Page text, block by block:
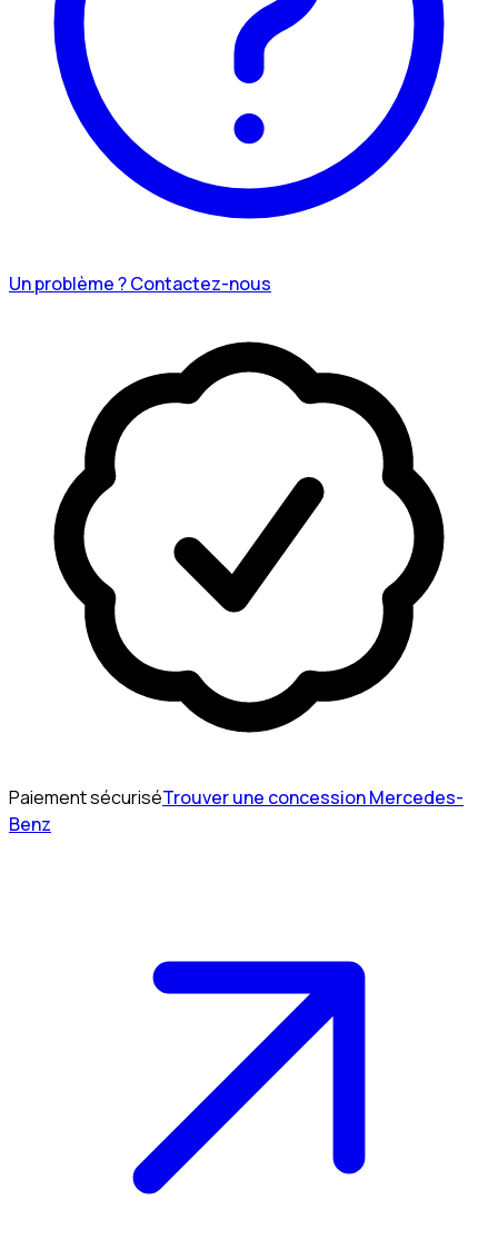
Un problème ? Contactez-nous
Paiement sécuriséTrouver une concession Mercedes-
Benz